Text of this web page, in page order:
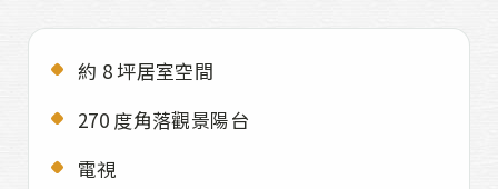
約 8 坪居室空間
270 度角落觀景陽台
電視